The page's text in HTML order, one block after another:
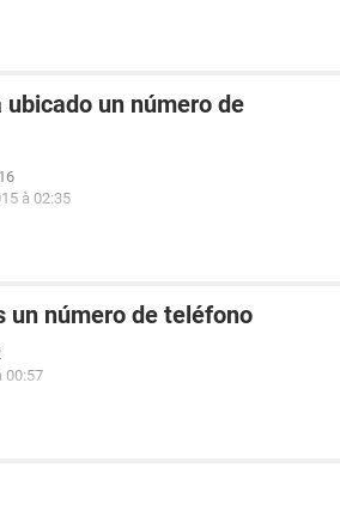
un número de
à 02:35
un número de teléfono
00:57